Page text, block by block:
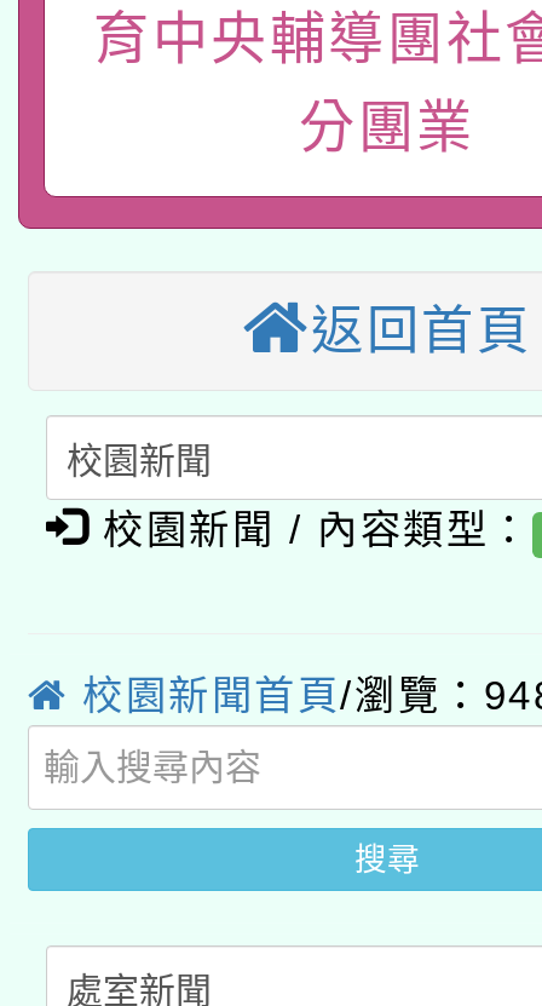
業技術研究院辦理「
用水績優單位及節水達
115年8月22日(星期六
桃園市孔廟祈福系列
開 智慧啟航」
本校115學年度第2次
招)
適應運動共學行動站研
本館辦理115年度閱讀
暨閱讀推動專業研習
科技賦能─人工智慧
礎課程
A3數位素養講師名單
「數位內容與教學軟體
pilot」
有關大陸委員會函釋公
轉知經濟部水利署委託
用水績優單位及節水達
動」
桃園市孔廟祈福系列
開 智慧啟航」
2026年桃園地景藝術
育中央輔導團社
分團業
返回首頁
校園新聞 / 內容類型：
校園新聞首頁/瀏覽：
搜尋